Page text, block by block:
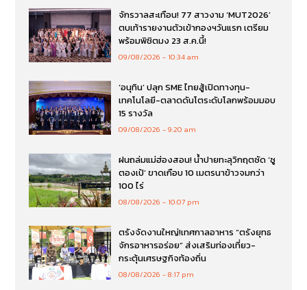
จักรวาลสะเทือน! 77 สาวงาม ‘MUT2026’
ตบเท้ารายงานตัวเข้ากองฯวันแรก เตรียม
พร้อมพิชิตมง 23 ส.ค.นี้!
09/08/2026 10:34 am
‘อนุทิน’ ปลุก SME ไทยสู้เปิดทางทุน-
เทคโนโลยี-ตลาดดันโตระดับโลกพร้อมมอบ
15 รางวัล
09/08/2026 9:20 am
ฝนถล่มแม่ฮ่องสอน! น้ำปายทะลุวิกฤตซัด ‘ซู
ตองเป้’ ขาดเกือบ 10 เมตรนาข้าวจมกว่า
100 ไร่
08/08/2026 10:07 pm
ตรังจัดงานใหญ่!เทศกาลอาหาร “ตรังยุทธ
จักรอาหารอร่อย” ส่งเสริมท่องเที่ยว-
กระตุ้นเศรษฐกิจท้องถิ่น
08/08/2026 8:17 pm